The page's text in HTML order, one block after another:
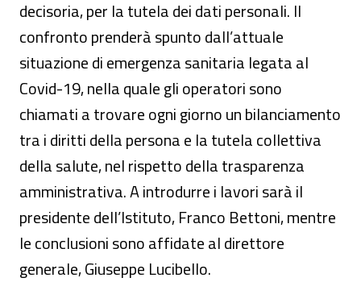
decisoria, per la tutela dei dati personali. Il
confronto prenderà spunto dall’attuale
situazione di emergenza sanitaria legata al
Covid-19, nella quale gli operatori sono
chiamati a trovare ogni giorno un bilanciamento
tra i diritti della persona e la tutela collettiva
della salute, nel rispetto della trasparenza
amministrativa. A introdurre i lavori sarà il
presidente dell’Istituto, Franco Bettoni, mentre
le conclusioni sono affidate al direttore
generale, Giuseppe Lucibello.